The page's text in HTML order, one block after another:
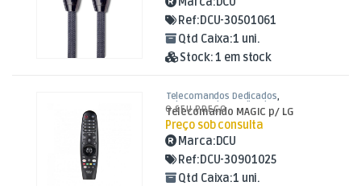
Ref:DCU-30501061
Qtd Caixa:1 uni.
Stock: 1 em stock
Telecomandos Dedicados,
Telecomandos Dedicados para LG
Aúdio e Vídeo
Telecomando MAGIC p/ LG
O SEU PREÇO
Preço sob consulta
Marca:DCU
Ref:DCU-30901025
Qtd Caixa:1 uni.